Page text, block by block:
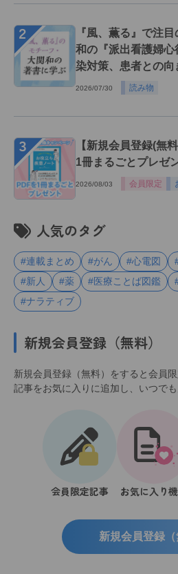
２
『風、薫る』で注
和の『派出看護婦
染対策、患者との向
2026/07/30 読み物
３
【新規会員登録(無
1冊まるごとプレゼ
2026/08/03 会員限定
人気のタグ
#連載まとめ #がん #心電図
#新人
#薬 #医療ことば図鑑
#ナラティブ
新規会員登録（無料）
新規会員登録（無料）をすると会員
記事をお気に入りに追加し、いつで
会員限定記事 お気に入り
新規会員登録（